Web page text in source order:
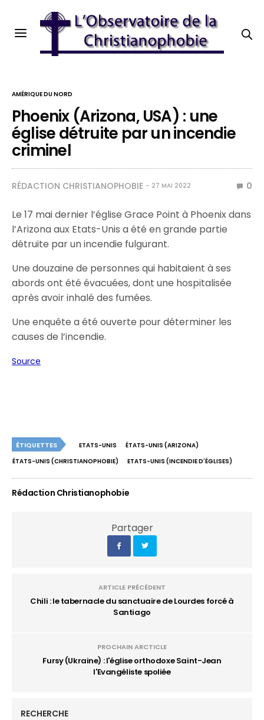
AMÉRIQUE DU NORD
Phoenix (Arizona, USA) : une
église détruite par un incendie
criminel
RÉDACTION CHRISTIANOPHOBIE 27 MAI 2022 0
Le 17 mai dernier l’église Grace Point à Phoenix dans
l’Arizona aux Etats-Unis a été en grande partie
détruite par un incendie fulgurant.
Une douzaine de personnes qui habitaient à ses
abords ont été évacuées, dont une hospitalisée
après avoir inhalé des fumées.
Une enquête a été ouverte pour déterminer les
causes de l’incendie.
Source
ÉTIQUETTES ETATS-UNIS
ÉTATS-UNIS (ARIZONA)
ÉTATS-UNIS (CHRISTIANOPHOBIE)
ETATS-UNIS (INCENDIE D'ÉGLISES)
Rédaction Christianophobie
Partager
ARTICLE PRÉCÉDENT
Chili : le tabernacle du sanctuaire de Lourdes forcé à
Santiago
PROCHAIN ARCTICLE
Fursy (Ukraine) : l'église orthodoxe Saint-Jean
l'Evangéliste spoliée
RECHERCHE